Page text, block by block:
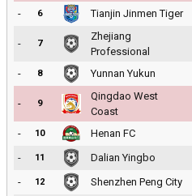
-
6 Tianjin Jinmen Tiger
- 7
Zhejiang
Professional
- 8 Yunnan Yukun
- 9
Qingdao West
Coast
- 10 Henan FC
-
11 Dalian Yingbo
-
12 Shenzhen Peng City